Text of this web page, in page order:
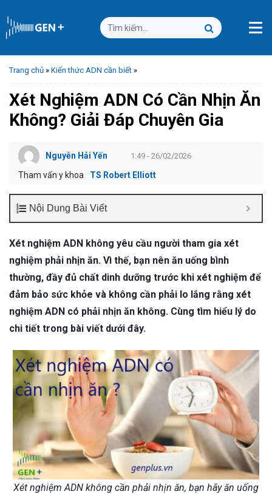
Trang chủ » Kiến thức ADN cần biết »
Xét Nghiệm ADN Có Cần Nhịn Ăn
Không? Giải Đáp Chuyên Gia
Nguyễn Hải Yến 1:49 - 26/02/2026
Tham vấn y khoa TS Robert Elliott
Nội Dung Bài Viết
Xét nghiệm ADN không yêu cầu người tham gia xét
nghiệm phải nhịn ăn. Vì thế, bạn nên ăn uống bình
thường, đầy đủ chất dinh dưỡng trước khi xét nghiệm để
đảm bảo sức khỏe và không cần phải lo lắng rằng xét
nghiệm ADN có phải nhịn ăn không. Cùng tìm hiểu lý do
chi tiết trong bài viết dưới đây.
Xét nghiệm ADN không cần phải nhịn ăn, bạn hãy ăn uống